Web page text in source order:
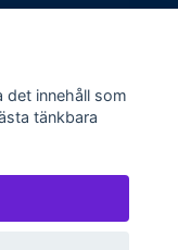
det innehåll som
tänkbara